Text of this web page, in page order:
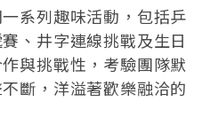
系列趣味活動，包括乒
、井字連線挑戰及生日
與挑戰性，考驗團隊默
斷，洋溢著歡樂融洽的